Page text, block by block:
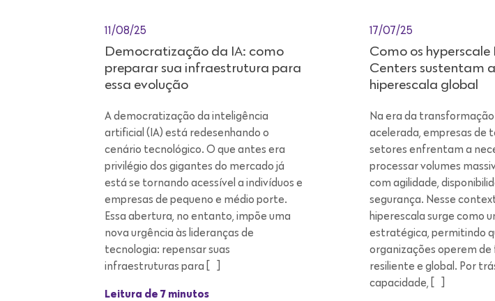
11/08/25
Democratização da IA: como
preparar sua infraestrutura para
essa evolução
A democratização da inteligência
artificial (IA) está redesenhando o
cenário tecnológico. O que antes era
privilégio dos gigantes do mercado já
está se tornando acessível a indivíduos e
empresas de pequeno e médio porte.
Essa abertura, no entanto, impõe uma
nova urgência às lideranças de
tecnologia: repensar suas
infraestruturas para […]
Leitura de 7 minutos
17/07/25
Como os
Centers sustentam
hiperescala global
Na era da transformação
acelerada, empresas de
setores enfrentam a
processar volumes
com agilidade,
segurança. Nesse
hiperescala surge como
estratégica, permitindo
organizações operem de
resiliente e global. Por
capacidade, […]